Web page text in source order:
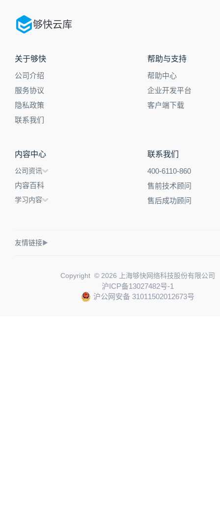
够快云库
关于够快
公司介绍
服务协议
隐私政策
联系我们
帮助与支持
帮助中心
企业开发平台
客户端下载
内容中心
公司资讯
内容百科
学习内容
联系我们
400-6110-860
售前技术顾问
售后成功顾问
友情链接▶
Copyright © 2026 上海够快网络科技股份有限公司
沪ICP备13027482号-1
沪公网安备 31011502012673号